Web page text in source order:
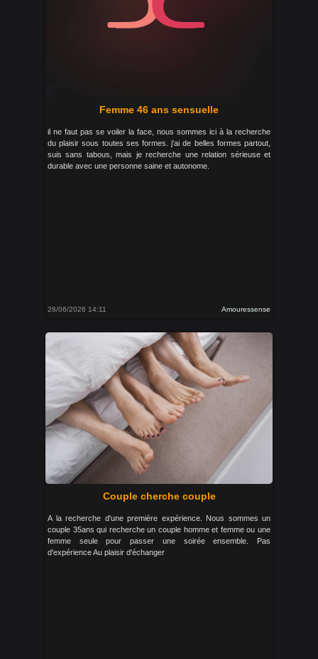
Femme 46 ans sensuelle
il ne faut pas se voiler la face, nous sommes ici à la recherche
du plaisir sous toutes ses formes. j'ai de belles formes partout,
suis sans tabous, mais je recherche une relation sérieuse et
durable avec une personne saine et autonome.
28/06/2026 14:11 Amouressense
Couple cherche couple
A la recherche d'une première expérience. Nous sommes un
couple 35ans qui recherche un couple homme et femme ou une
femme seule pour passer une soirée ensemble. Pas
d'expérience Au plaisir d'échanger